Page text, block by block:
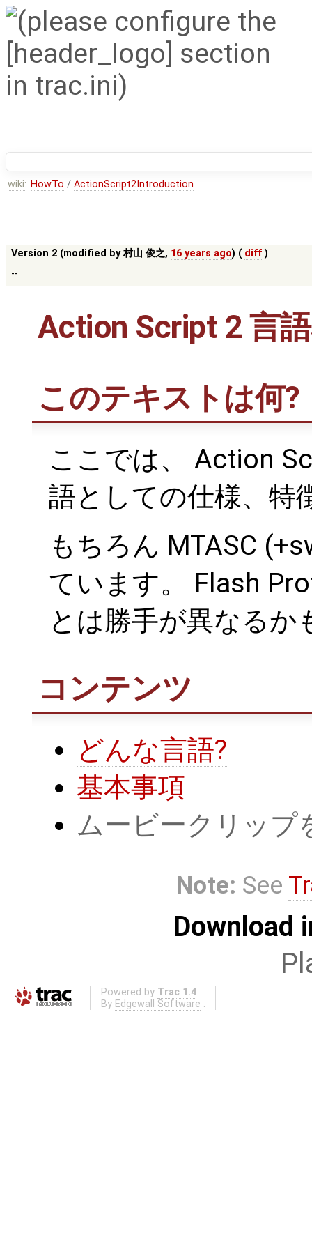
wiki: HowTo / ActionScript2Introduction
Version 2 (modified by村山 俊之, 16 years ago) ( diff )
--
Action Script 2 言
このテキストは何?
ここでは、 Action
語としての仕様、特
もちろん MTASC
ています。 Flash
とは勝手が異なるか
コンテンツ
どんな言語?
基本事項
ムービークリップ
Note: See
Download
Powered by Trac 1.4
By Edgewall Software .